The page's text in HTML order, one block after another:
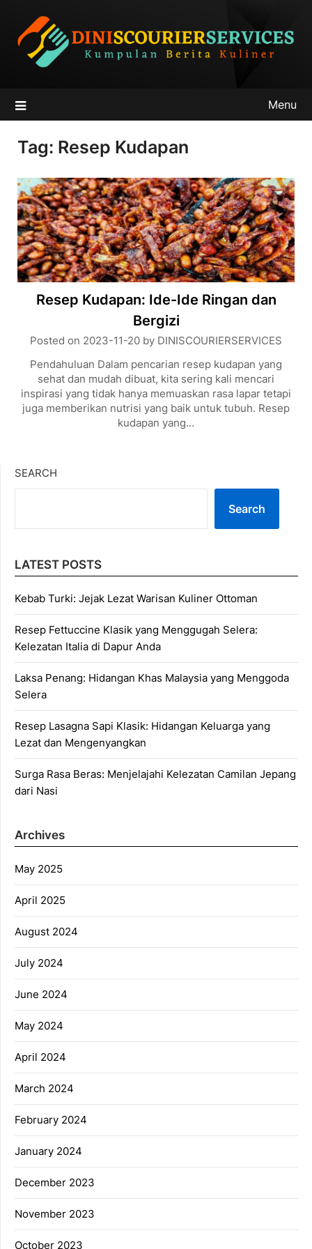
content
Menu
Tag: Resep Kudapan
Resep Kudapan: Ide-Ide Ringan dan
Bergizi
Posted on 2023-11-20 by DINISCOURIERSERVICES
Pendahuluan Dalam pencarian resep kudapan yang
sehat dan mudah dibuat, kita sering kali mencari
inspirasi yang tidak hanya memuaskan rasa lapar tetapi
juga memberikan nutrisi yang baik untuk tubuh. Resep
kudapan yang…
SEARCH
Search
LATEST POSTS
Kebab Turki: Jejak Lezat Warisan Kuliner Ottoman
Resep Fettuccine Klasik yang Menggugah Selera:
Kelezatan Italia di Dapur Anda
Laksa Penang: Hidangan Khas Malaysia yang Menggoda
Selera
Resep Lasagna Sapi Klasik: Hidangan Keluarga yang
Lezat dan Mengenyangkan
Surga Rasa Beras: Menjelajahi Kelezatan Camilan Jepang
dari Nasi
Archives
May 2025
April 2025
August 2024
July 2024
June 2024
May 2024
April 2024
March 2024
February 2024
January 2024
December 2023
November 2023
October 2023